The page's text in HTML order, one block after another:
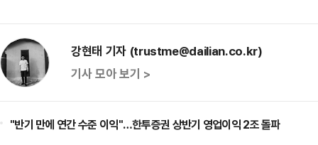
강현태 기자 (trustme@dailian.co.kr)
기사 모아 보기 >
"반기 만에 연간 수준 이익"…한투증권 상반기 영업이익 2조 돌파